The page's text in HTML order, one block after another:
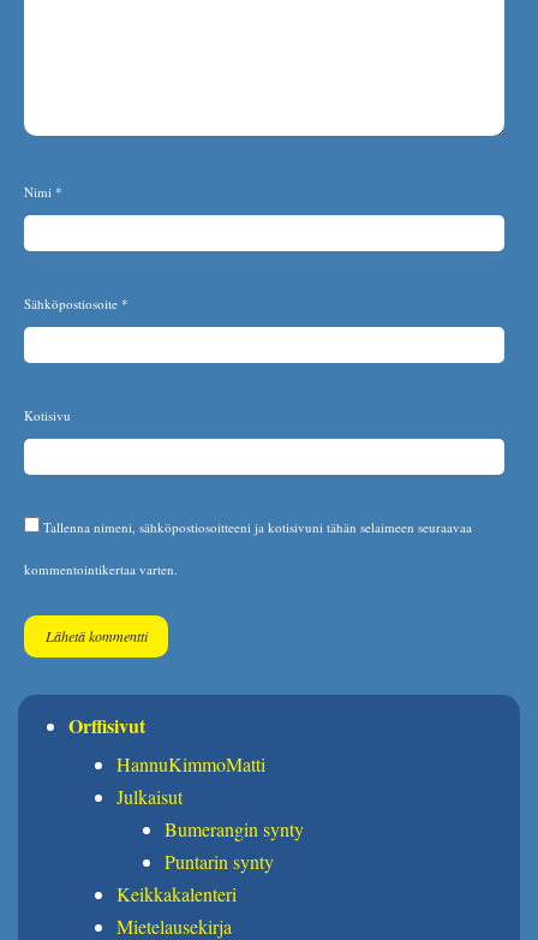
Nimi *
Sähköpostiosoite *
Kotisivu
Tallenna nimeni, sähköpostiosoitteeni ja kotisivuni tähän selaimeen seuraavaa
kommentointikertaa varten.
Orffisivut
HannuKimmoMatti
Julkaisut
Bumerangin synty
Puntarin synty
Keikkakalenteri
Mietelausekirja